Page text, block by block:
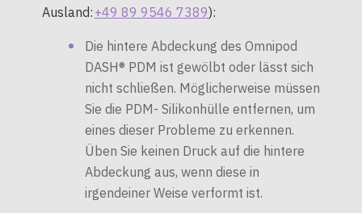
Ausland: +49 89 9546 7389):
Die hintere Abdeckung des Omnipod
DASH® PDM ist gewölbt oder lässt sich
nicht schließen. Möglicherweise müssen
Sie die PDM- Silikonhülle entfernen, um
eines dieser Probleme zu erkennen.
Üben Sie keinen Druck auf die hintere
Abdeckung aus, wenn diese in
irgendeiner Weise verformt ist.